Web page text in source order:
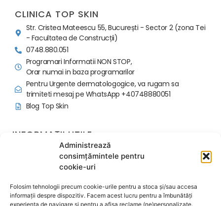
Administrează
consimțămintele pentru
cookie-uri
Folosim tehnologii precum cookie-urile pentru a stoca și/sau accesa
informații despre dispozitiv. Facem acest lucru pentru a îmbunătăți
experiența de navigare și pentru a afișa reclame (ne)personalizate.
CLINICA TOP SKIN
Str. Cristea Mateescu 55, București - Sector 2 (zona Tei
- Facultatea de Construcții)
0748.880.051
Programari Informatii NON STOP,
Orar numai in baza programarilor
Pentru Urgente dermatologogice, va rugam sa
trimiteti mesaj pe WhatsApp +40748880051
Blog Top Skin
INFORMAȚII UTILE
Politica programari si avans
Regulament Ordine Interioara
Contactează-ne
Despre noi
Termeni și condiții